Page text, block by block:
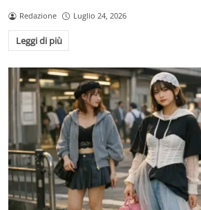
Redazione Luglio 24, 2026
Leggi di più